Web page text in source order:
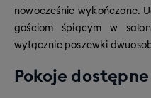
nowocześnie wykończone.
gościom śpiącym w
wyłącznie poszewki
Pokoje